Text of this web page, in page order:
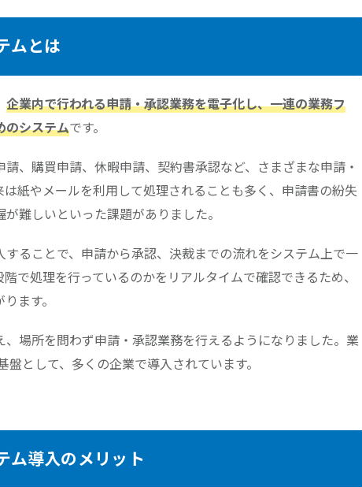
ムとは
企業内で行われる申請・承認業務を電子化し、一連の業務フ
のシステムです。
、購買申請、休暇申請、契約書承認など、さまざまな申請・
紙やメールを利用して処理されることも多く、申請書の紛失
難しいといった課題がありました。
することで、申請から承認、決裁までの流れをシステム上で一
で処理を行っているのかをリアルタイムで確認できるため、
ます。
場所を問わず申請・承認業務を行えるようになりました。業
として、多くの企業で導入されています。
ム導入のメリット